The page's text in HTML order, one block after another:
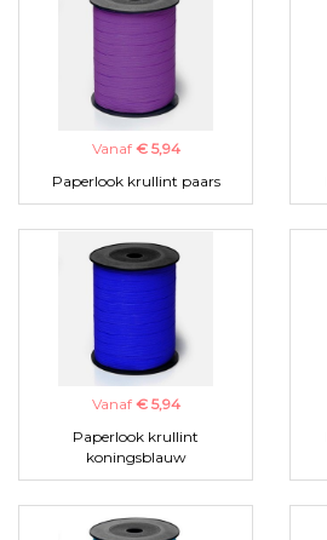
Vanaf € 5,94
Paperlook krullint paars
Vanaf € 5,94
Paperlook krullint
koningsblauw